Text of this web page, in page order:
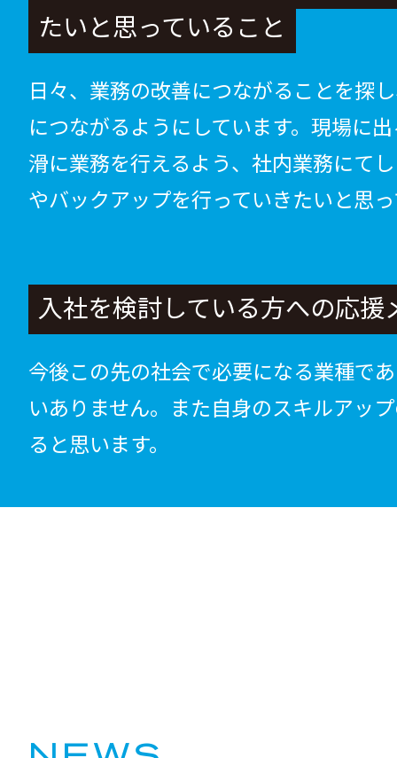
たいと思っていること
日々、業務の改善につながることを探
につながるようにしています。現場に
滑に業務を行えるよう、社内業務にて
やバックアップを行っていきたいと思
入社を検討している方への応援
今後この先の社会で必要になる業種で
いありません。また自身のスキルアッ
ると思います。